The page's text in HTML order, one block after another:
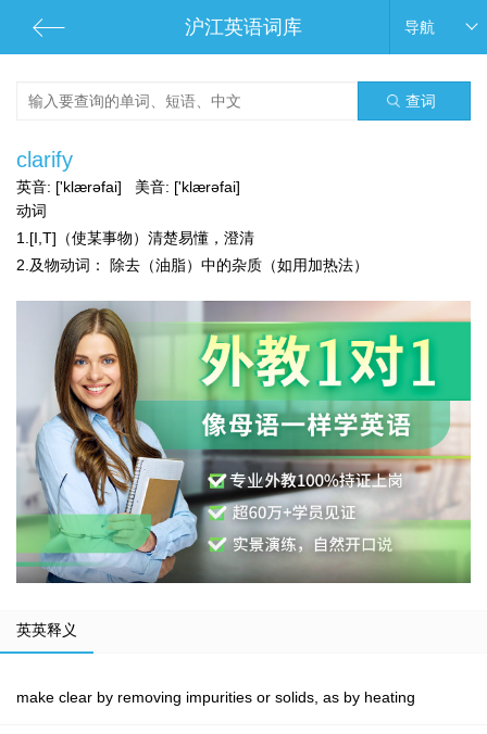
沪江英语词库 导航
查词
clarify
英音: ['klærəfai] 美音: ['klærəfai]
动词
1.[I,T]（使某事物）清楚易懂，澄清
2. 及物动词： 除去（油脂）中的杂质（如用加热法）
英英释义
make clear by removing impurities or solids, as by heating